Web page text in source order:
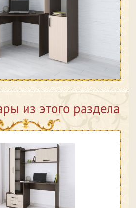
из этого раздела